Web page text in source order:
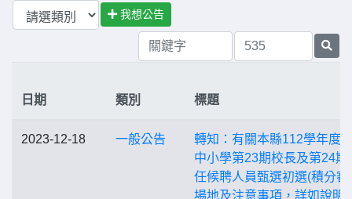
我想公告
日期 類別 標題
2023-12-18 一般公告
轉知：有關本縣112學年度
中小學第23期校長及第24期
任候聘人員甄選初選(積分審
場地及注意事項，詳如說明